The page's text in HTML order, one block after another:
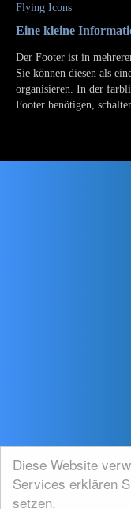
Diese Website
Services erklären
setzen.
Flying Icons
Eine kleine
Der Footer ist in
Sie können diesen als
organisieren. In der
Footer benötigen,